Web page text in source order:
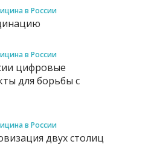
в России
в России
цифровые
для борьбы с
в России
двух столиц